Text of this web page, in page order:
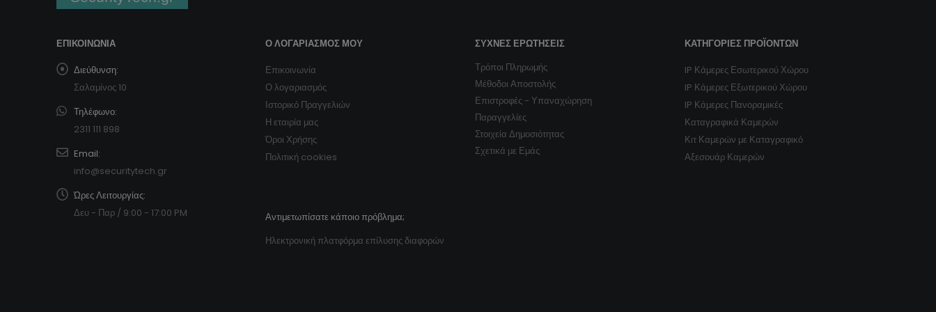
ΕΠΙΚΟΙΝΩΝΊΑ
Διεύθυνση:
Σαλαμίνος 10
Τηλέφωνο:
2311 111 898
Email:
info@securitytech.gr
Ώρες Λειτουργίας:
Δευ - Παρ / 9:00 - 17:00 PM
Ο ΛΟΓΑΡΙΑΣΜΌΣ ΜΟΥ
Επικοινωνία
Ο λογαριασμός
Ιστορικό Πραγγελιών
Η εταιρία μας
Όροι Χρήσης
Πολιτική cookies
Αντιμετωπίσατε κάποιο πρόβλημα;
Ηλεκτρονική πλατφόρμα επίλυσης διαφορών
ΣΥΧΝΈΣ ΕΡΩΤΉΣΕΙΣ
Τρόποι Πληρωμής
Μέθοδοι Αποστολής
Επιστροφές - Υπαναχώρηση
Παραγγελίες
Στοιχεία Δημοσιότητας
Σχετικά με Εμάς
ΚΑΤΗΓΟΡΊΕΣ ΠΡΟΪΌΝΤΩΝ
IP Κάμερες Εσωτερικού Χώρου
IP Κάμερες Εξωτερικού Χώρου
IP Κάμερες Πανοραμικές
Καταγραφικά Καμερών
Κιτ Καμερών με Καταγραφικό
Αξεσουάρ Καμερών